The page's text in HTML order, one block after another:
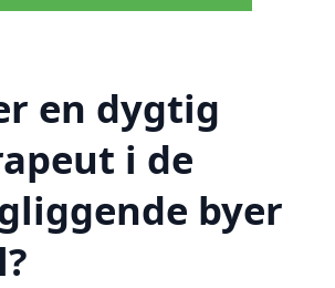
en dygtig
i de
byer